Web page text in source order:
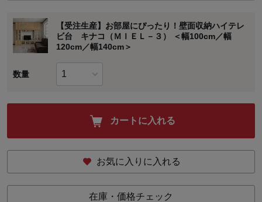
【受注生産】お部屋にぴったり！壁面収納ハイテレ
ビ台 キナコ（ＭＩＥＬ－３） ＜幅100cm／幅
120cm／幅140cm＞
数量
カートに入れる
お気に入りに入れる
在庫・価格チェック